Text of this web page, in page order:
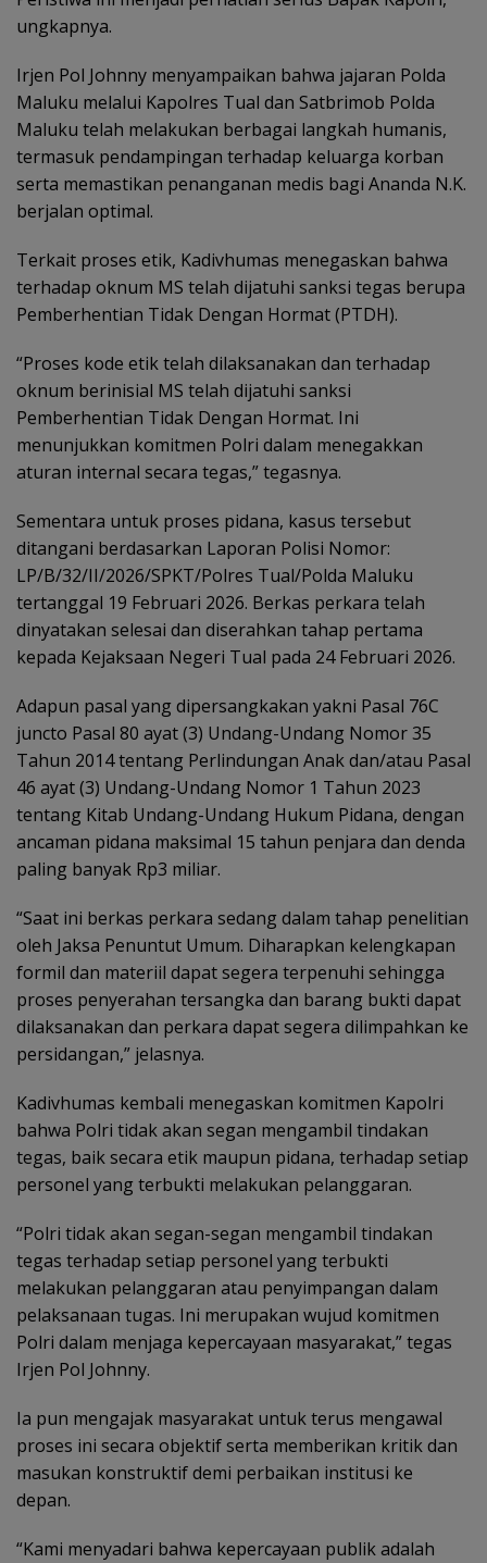
ungkapnya.
Irjen Pol Johnny menyampaikan bahwa jajaran Polda
Maluku melalui Kapolres Tual dan Satbrimob Polda
Maluku telah melakukan berbagai langkah humanis,
termasuk pendampingan terhadap keluarga korban
serta memastikan penanganan medis bagi Ananda N.K.
berjalan optimal.
Terkait proses etik, Kadivhumas menegaskan bahwa
terhadap oknum MS telah dijatuhi sanksi tegas berupa
Pemberhentian Tidak Dengan Hormat (PTDH).
“Proses kode etik telah dilaksanakan dan terhadap
oknum berinisial MS telah dijatuhi sanksi
Pemberhentian Tidak Dengan Hormat. Ini
menunjukkan komitmen Polri dalam menegakkan
aturan internal secara tegas,” tegasnya.
Sementara untuk proses pidana, kasus tersebut
ditangani berdasarkan Laporan Polisi Nomor:
LP/B/32/II/2026/SPKT/Polres Tual/Polda Maluku
tertanggal 19 Februari 2026. Berkas perkara telah
dinyatakan selesai dan diserahkan tahap pertama
kepada Kejaksaan Negeri Tual pada 24 Februari 2026.
Adapun pasal yang dipersangkakan yakni Pasal 76C
juncto Pasal 80 ayat (3) Undang-Undang Nomor 35
Tahun 2014 tentang Perlindungan Anak dan/atau Pasal
46 ayat (3) Undang-Undang Nomor 1 Tahun 2023
tentang Kitab Undang-Undang Hukum Pidana, dengan
ancaman pidana maksimal 15 tahun penjara dan denda
paling banyak Rp3 miliar.
“Saat ini berkas perkara sedang dalam tahap penelitian
oleh Jaksa Penuntut Umum. Diharapkan kelengkapan
formil dan materiil dapat segera terpenuhi sehingga
proses penyerahan tersangka dan barang bukti dapat
dilaksanakan dan perkara dapat segera dilimpahkan ke
persidangan,” jelasnya.
Kadivhumas kembali menegaskan komitmen Kapolri
bahwa Polri tidak akan segan mengambil tindakan
tegas, baik secara etik maupun pidana, terhadap setiap
personel yang terbukti melakukan pelanggaran.
“Polri tidak akan segan-segan mengambil tindakan
tegas terhadap setiap personel yang terbukti
melakukan pelanggaran atau penyimpangan dalam
pelaksanaan tugas. Ini merupakan wujud komitmen
Polri dalam menjaga kepercayaan masyarakat,” tegas
Irjen Pol Johnny.
Ia pun mengajak masyarakat untuk terus mengawal
proses ini secara objektif serta memberikan kritik dan
masukan konstruktif demi perbaikan institusi ke
depan.
“Kami menyadari bahwa kepercayaan publik adalah